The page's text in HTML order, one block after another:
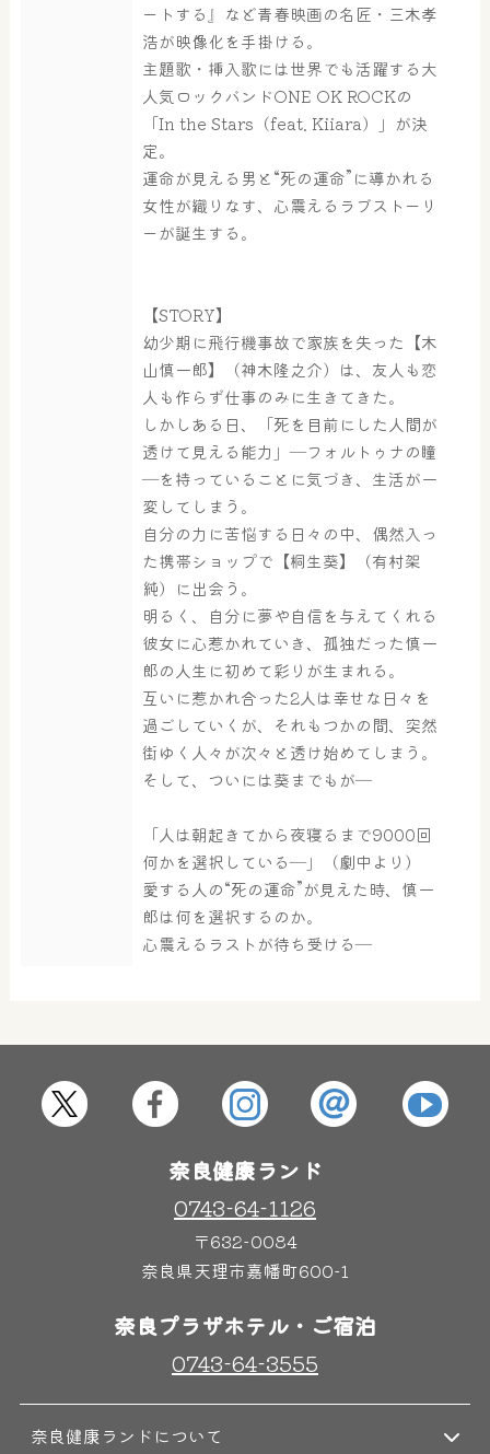
大浴場
屋内レジャープール
奈良わんぱくランド
その他施設 ご宿泊
ートする』など青春映画の名匠・三木孝
浩が映像化を手掛ける。
主題歌・挿入歌には世界でも活躍する大
人気ロックバンドONE OK ROCKの
「In the Stars（feat. Kiiara）」が決
定。
運命が見える男と“死の運命”に導かれる
女性が織りなす、心震えるラブストーリ
ーが誕生する。
【STORY】
幼少期に飛行機事故で家族を失った【木
山慎一郎】（神木隆之介）は、友人も恋
人も作らず仕事のみに生きてきた。
しかしある日、「死を目前にした人間が
透けて見える能力」―フォルトゥナの瞳
―を持っていることに気づき、生活が一
変してしまう。
自分の力に苦悩する日々の中、偶然入っ
た携帯ショップで【桐生葵】（有村架
純）に出会う。
明るく、自分に夢や自信を与えてくれる
彼女に心惹かれていき、孤独だった慎一
郎の人生に初めて彩りが生まれる。
互いに惹かれ合った2人は幸せな日々を
過ごしていくが、それもつかの間、突然
街ゆく人々が次々と透け始めてしまう。
そして、ついには葵までもが―
「人は朝起きてから夜寝るまで9000回
何かを選択している―」（劇中より）
愛する人の“死の運命”が見えた時、慎一
郎は何を選択するのか。
心震えるラストが待ち受ける―
奈良健康ランド
0743-64-1126
〒632-0084
奈良県天理市嘉幡町600-1
奈良プラザホテル・ご宿泊
0743-64-3555
奈良健康ランドについて